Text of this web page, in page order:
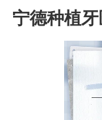
宁德种植